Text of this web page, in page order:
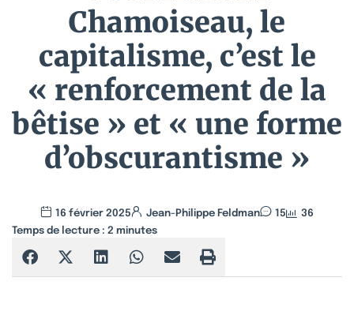
Chamoiseau, le
capitalisme, c’est le
« renforcement de la
bêtise » et « une forme
d’obscurantisme »
16 février 2025 Jean-Philippe Feldman 15
36
Temps de lecture : 2 minutes